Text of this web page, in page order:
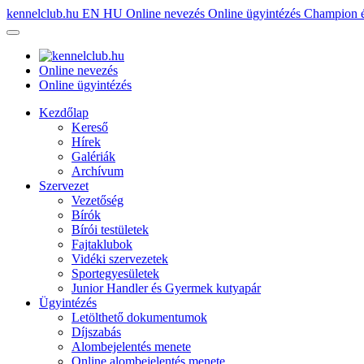
kennelclub.hu EN HU Online nevezés Online ügyintézés Champion
Online nevezés
Online ügyintézés
Kezdőlap
Kereső
Hírek
Galériák
Archívum
Szervezet
Vezetőség
Bírók
Bírói testületek
Fajtaklubok
Vidéki szervezetek
Sportegyesületek
Junior Handler és Gyermek kutyapár
Ügyintézés
Letölthető dokumentumok
Díjszabás
Alombejelentés menete
Online alombejelentés menete